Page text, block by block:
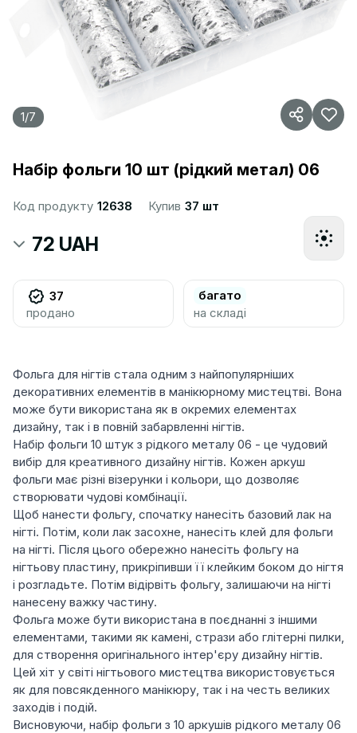
1/7
Набір фольги 10 шт (рідкий метал) 06
Код продукту 12638 Купив 37 шт
72 UAH
37
продано
багато
на складі
Фольга для нігтів стала одним з найпопулярніших
декоративних елементів в манікюрному мистецтві. Вона
може бути використана як в окремих елементах
дизайну, так і в повній забарвленні нігтів.
Набір фольги 10 штук з рідкого металу 06 - це чудовий
вибір для креативного дизайну нігтів. Кожен аркуш
фольги має різні візерунки і кольори, що дозволяє
створювати чудові комбінації.
Щоб нанести фольгу, спочатку нанесіть базовий лак на
нігті. Потім, коли лак засохне, нанесіть клей для фольги
на нігті. Після цього обережно нанесіть фольгу на
нігтьову пластину, прикріпивши її клейким боком до нігтя
і розгладьте. Потім відірвіть фольгу, залишаючи на нігті
нанесену важку частину.
Фольга може бути використана в поєднанні з іншими
елементами, такими як камені, стрази або глітерні пилки,
для створення оригінального інтер'єру дизайну нігтів.
Цей хіт у світі нігтьового мистецтва використовується
як для повсякденного манікюру, так і на честь великих
заходів і подій.
Висновуючи, набір фольги з 10 аркушів рідкого металу 06